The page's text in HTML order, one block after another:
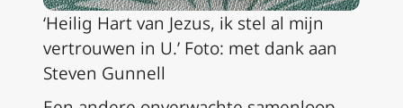
‘Heilig Hart van Jezus, ik stel al mijn
vertrouwen in U.’ Foto: met dank aan
Steven Gunnell